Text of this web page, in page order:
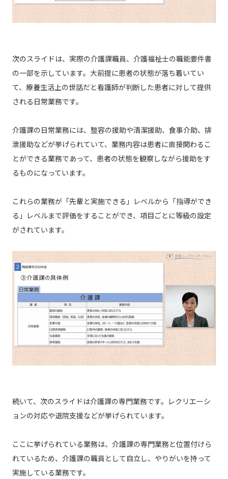
次のスライドは、実際の介護課職員、介護福祉士の職能要件書
の一部を示しています。大前提に患者の状態が落ち着いてい
て、療養生活上の世話だと看護師が判断した患者に対して提供
される日常業務です。
介護課の日常業務には、整容の援助や清潔援助、食事介助、排
泄援助などが挙げられていて、業務内容は患者に直接関わるこ
とができる業務であって、患者の状態を観察しながら援助をす
るものになっています。
これらの業務が「先輩と実施できる」レベルから「指導ができ
る」レベルまで評価をすることができ、項目ごとに等級の設定
がされています。
続いて、次のスライドは介護課の専門業務です。レクリエーシ
ョンの対応や退院支援などが挙げられています。
ここに挙げられている業務は、介護課の専門業務と位置付けら
れているため、介護課の職員として自立し、やりがいを持って
実施している業務です。